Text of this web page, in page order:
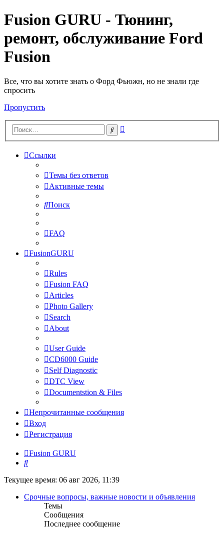
Fusion GURU - Тюнинг,
ремонт, обслуживание Ford
Fusion
Все, что вы хотите знать о Форд Фьюжн, но не знали где
спросить
Пропустить
Поиск
Ссылки
Темы без ответов
Активные темы
Поиск
FAQ
FusionGURU
Rules
Fusion FAQ
Articles
Photo Gallery
Search
About
User Guide
CD6000 Guide
Self Diagnostic
DTC View
Documentstion & Files
Непрочитанные сообщения
Вход
Регистрация
Fusion GURU
Поиск
Текущее время: 06 авг 2026, 11:39
Срочные вопросы, важные новости и объявления
Темы
Сообщения
Последнее сообщение